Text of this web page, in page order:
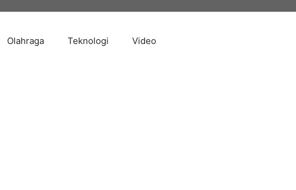
Olahraga Teknologi Video